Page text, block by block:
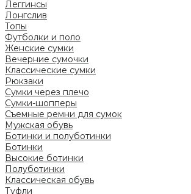
Леггинсы
Лонгслив
Топы
Футболки и поло
Женские сумки
Вечерние сумочки
Классические сумки
Рюкзаки
Сумки через плечо
Сумки-шопперы
Съемные ремни для сумок
Мужская обувь
Ботинки и полуботинки
Ботинки
Высокие ботинки
Полуботинки
Классическая обувь
Туфли